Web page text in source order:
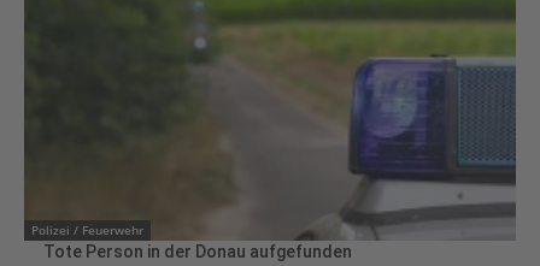
Polizei / Feuerwehr
Tote Person in der Donau aufgefunden